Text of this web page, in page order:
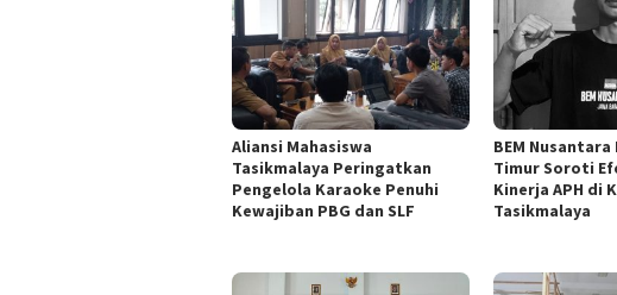
Aliansi Mahasiswa
Tasikmalaya Peringatkan
Pengelola Karaoke Penuhi
Kewajiban PBG dan SLF
BEM
Timur Soroti
Kinerja APH di
Tasikmalaya